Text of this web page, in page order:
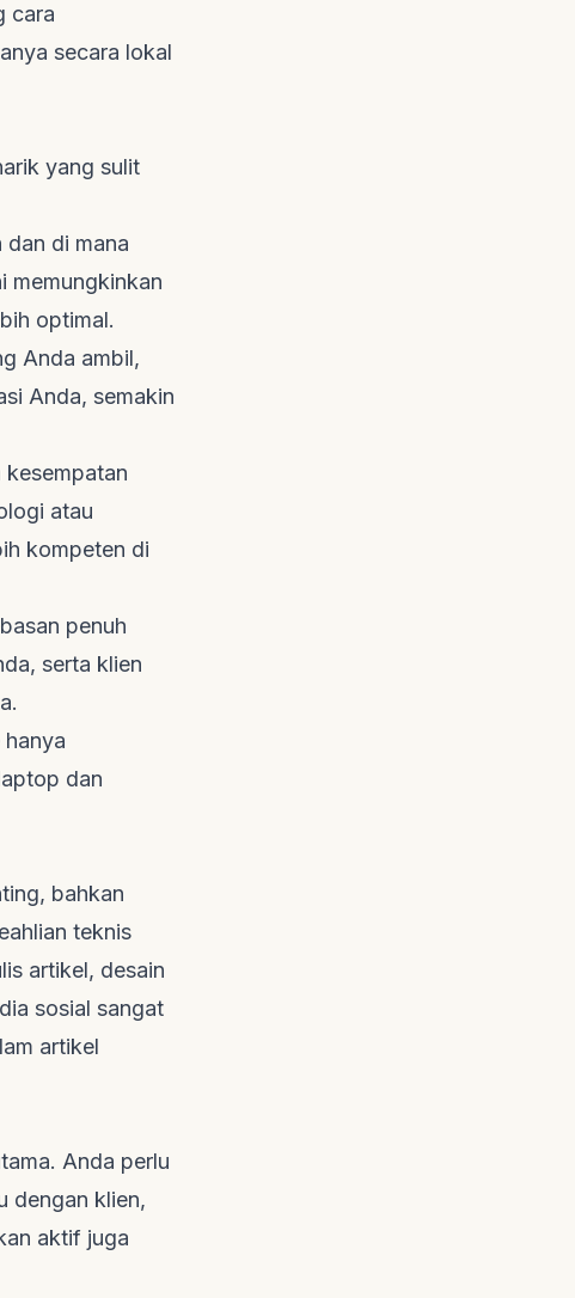
cara
secara lokal
yang sulit
di mana
memungkinkan
optimal.
Anda ambil,
Anda, semakin
atau
kompeten di
penuh
serta klien
hanya
dan
bahkan
teknis
artikel, desain
sosial sangat
artikel
Anda perlu
dengan klien,
aktif juga